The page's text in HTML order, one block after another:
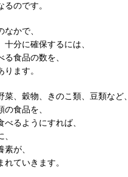
のです。
なかで、
十分に確保するには、
る食品の数を、
ます。
菜、穀物、きのこ類、豆類など、
食品を、
べるようにすれば、
が、
ていきます。